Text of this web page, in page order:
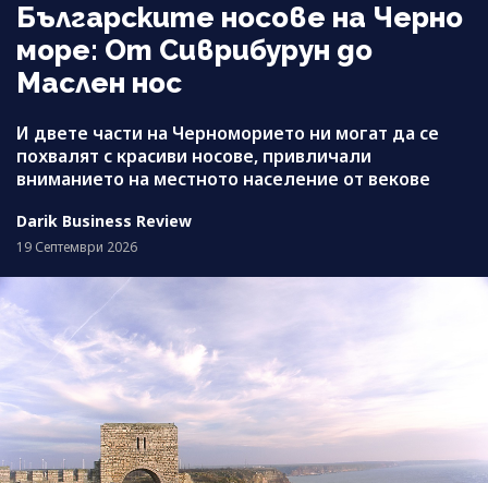
Българските носове на Черно
море: От Сиврибурун до
Маслен нос
И двете части на Черноморието ни могат да се
похвалят с красиви носове, привличали
вниманието на местното население от векове
Darik Business Review
19 Септември 2026